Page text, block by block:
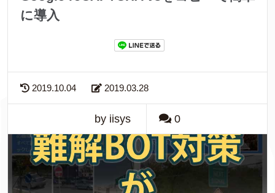
に導入
2019.10.04 2019.03.28
by iisys 0